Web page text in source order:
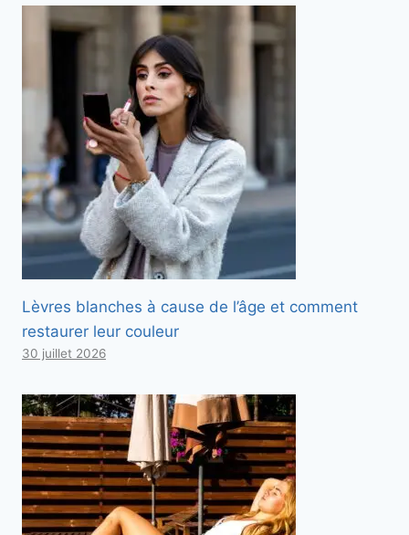
Lèvres blanches à cause de l’âge et comment
restaurer leur couleur
30 juillet 2026